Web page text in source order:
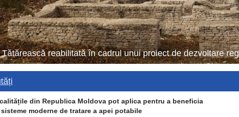
Tătărească reabilitată în cadrul unui proiect de dezvoltare
din Republica Moldova pot aplica pentru a beneficia
moderne de tratare a apei potabile